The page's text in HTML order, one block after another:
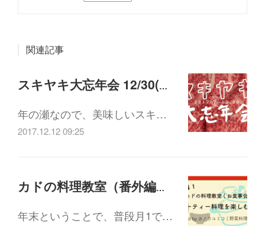
関連記事
スキヤキ大忘年会 12/30(土)18:00-21:30
年の瀬なので、美味しいスキ…
2017.12.12 09:25
カドの料理教室（番外編）「パーティー料理を楽しむ会」12/26(火)19:00-21:30
年末ということで、普段月1で…